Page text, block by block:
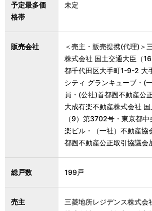
予定最多価
格帯
未定
販売会社
＜売主・販売提携(代理)＞
株式会社 国土交通大臣（
都千代田区大手町1-9-2 大
シティ グランキューブ・(
員・(公社)首都圏不動産公
大成有楽不動産株式会社
（9）第3702号・東京都
楽ビル・（一社）不動産協
都圏不動産公正取引協議会
総戸数 199戸
売主
三菱地所レジデンス株式会